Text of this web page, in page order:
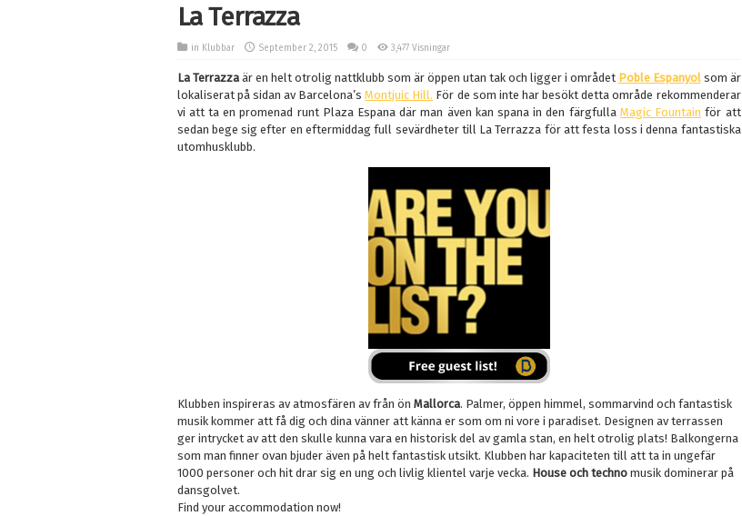
La Terrazza
in Klubbar September 2, 2015 0 3,477 Visningar
La Terrazza är en helt otrolig nattklubb som är öppen utan tak och ligger i området Poble Espanyol som är
lokaliserat på sidan av Barcelona’sMontjuic Hill. För de som inte har besökt detta område rekommenderar
vi att ta en promenad runt Plaza Espana där man även kan spana in den färgfulla Magic Fountain för att
sedan bege sig efter en eftermiddag full sevärdheter till La Terrazza för att festa loss i denna fantastiska
utomhusklubb.
Klubben inspireras av atmosfären av från ön Mallorca. Palmer, öppen himmel, sommarvind och fantastisk
musik kommer att få dig och dina vänner att känna er som om ni vore i paradiset. Designen av terrassen
ger intrycket av att den skulle kunna vara en historisk del av gamla stan, en helt otrolig plats! Balkongerna
som man finner ovan bjuder även på helt fantastisk utsikt. Klubben har kapaciteten till att ta in ungefär
1000 personer och hit drar sig en ung och livlig klientel varje vecka. House och technomusik dominerar på
dansgolvet.
Find your accommodation now!